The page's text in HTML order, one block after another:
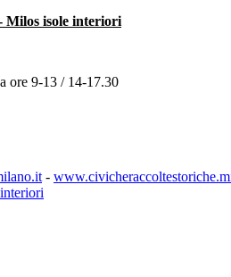
Milos isole interiori
ore 9-13 / 14-17.30
-